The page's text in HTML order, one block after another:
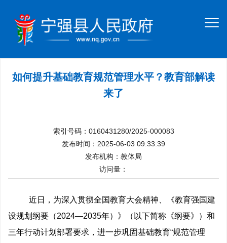
如何提升基础教育规范管理水平？教育部解读
来了
索引号码：0160431280/2025-000083
发布时间：2025-06-03 09:33:39
发布机构：教体局
访问量：
近日，为深入贯彻全国教育大会精神、《教育强国建
设规划纲要（2024—2035年）》（以下简称《纲要》）和
三年行动计划部署要求，进一步巩固基础教育“规范管理